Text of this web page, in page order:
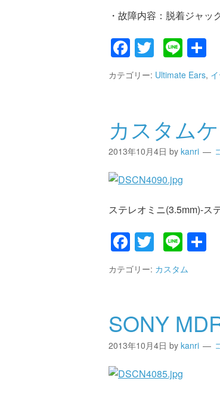
・故障内容：脱着ジャ
Facebook
Twitter
Line
カテゴリー: Ultimate Ears,
カスタム
2013年10月4日 by kanri
ステレオミニ(3.5mm)-ス
Facebook
Twitter
Line
カテゴリー: カスタム
SONY
2013年10月4日 by kanri